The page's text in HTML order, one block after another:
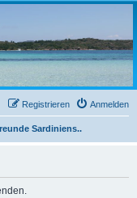
Anmelden
Registrieren
Sardiniens..